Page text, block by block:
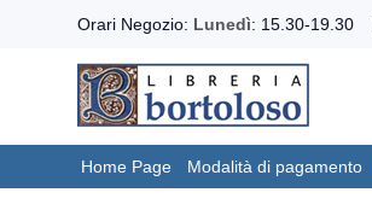
Orari Negozio: Lunedì: 15.30-19.30
Home Page Modalità di pagamento